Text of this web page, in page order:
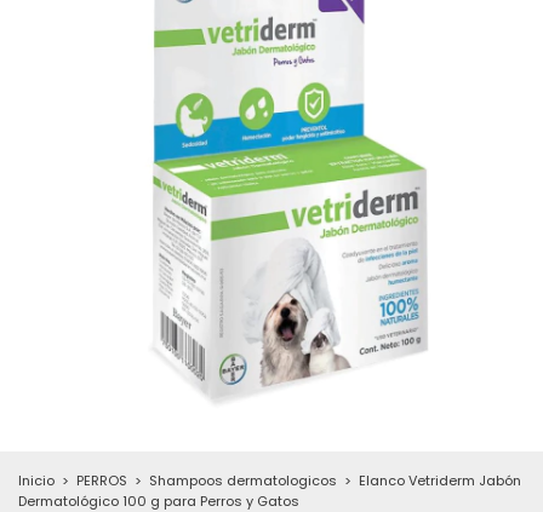
Inicio > PERROS > Shampoos dermatologicos > Elanco Vetriderm Jabón
Dermatológico 100 g para Perros y Gatos